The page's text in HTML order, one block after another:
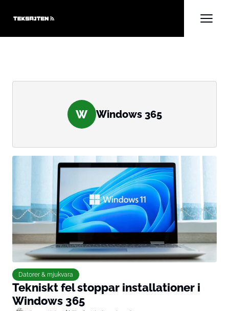
W Windows 365
Datorer & mjukvara
Tekniskt fel stoppar installationer i
Windows 365